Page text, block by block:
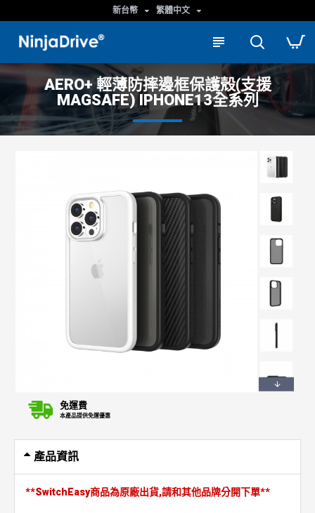
新台幣 繁體中文
AERO+ 輕薄防摔邊框保護殼(支援
MAGSAFE) IPHONE13全系列
免運費
本產品提供免運優惠
產品資訊
**SwitchEasy商品為原廠出貨,請和其他品牌分開下單**